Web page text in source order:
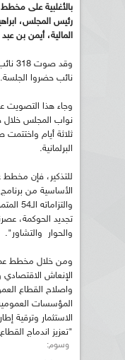
بالأغلبية على
رئيس المجلس،
المالية، أيمن بن
نائب حضروا الجلسة.
وجاء هذا التصويت
نواب المجلس خلال
ثلاثة أيام
البرلمانية.
للتذكير، فإن
الأساسية من
تجديد الحوكمة،
والحوار والتشاور".
ومن خلال مخطط
الإنعاش
واصلاح القطاع
المؤسسات
الاستثمار وترقية
"تعزيز اندماج
وسوم: